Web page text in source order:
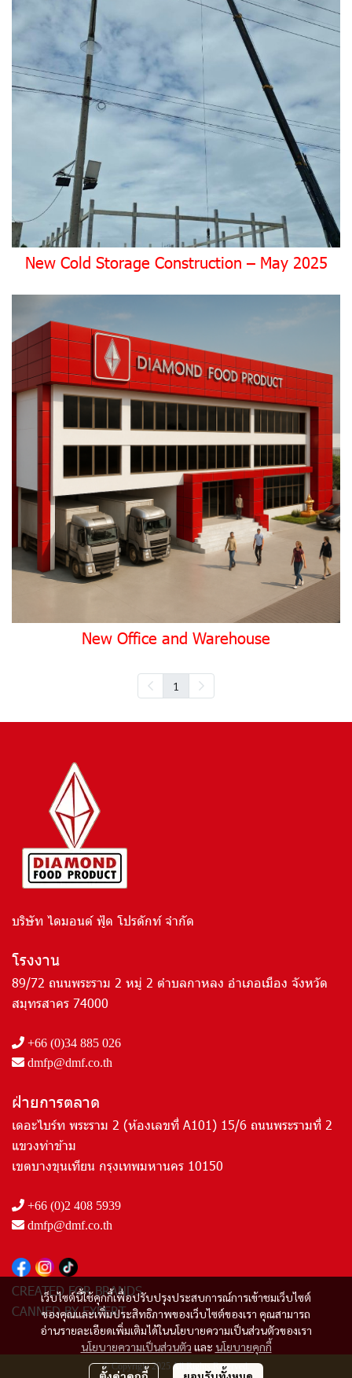
New Cold Storage Construction – May 2025
New Office and Warehouse
1
เว็บไซต์นี้ใช้คุกกี้เพื่อปรับปรุงประสบการณ์การเข้าชมเว็บไซต์
ของคุณและเพิ่มประสิทธิภาพของเว็บไซต์ของเรา คุณสามารถ
อ่านรายละเอียดเพิ่มเติมได้ในนโยบายความเป็นส่วนตัวของเรา
นโยบายความเป็นส่วนตัว และ นโยบายคุกกี้
บริษัท ไดมอนด์ ฟู้ด โปรดักท์ จำกัด
โรงงาน
89/72 ถนนพระราม 2 หมู่ 2 ตำบลกาหลง อำเภอเมือง จังหวัด
สมุทรสาคร 74000
+66 (0)34 885 026
dmfp@dmf.co.th
ฝ่ายการตลาด
เดอะไบร์ท พระราม 2 (ห้องเลขที่ A101) 15/6 ถนนพระรามที่ 2
แขวงท่าข้าม
เขตบางขุนเทียน กรุงเทพมหานคร 10150
+66 (0)2 408 5939
dmfp@dmf.co.th
CREATED FOR BRANDS
CANNED BY EXPERT
© Copyright 2025 All Rights Reserved.